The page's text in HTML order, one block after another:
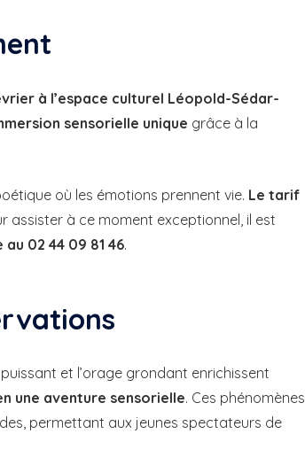
à l’espace culturel Léopold-Sédar-
sensorielle unique grâce à la
où les émotions prennent vie. Le tarif
assister à ce moment exceptionnel, il est
02 44 09 81 46.
et l’orage grondant enrichissent
une aventure sensorielle. Ces phénomènes
permettant aux jeunes spectateurs de